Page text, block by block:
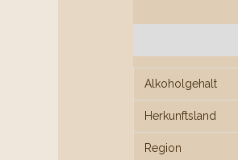
Alkoholgehalt
Herkunftsland
Region